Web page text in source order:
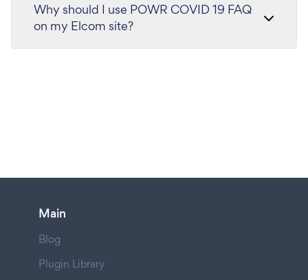
Why should I use POWR COVID 19 FAQ
on my Elcom site?
Main
Blog
Plugin Library